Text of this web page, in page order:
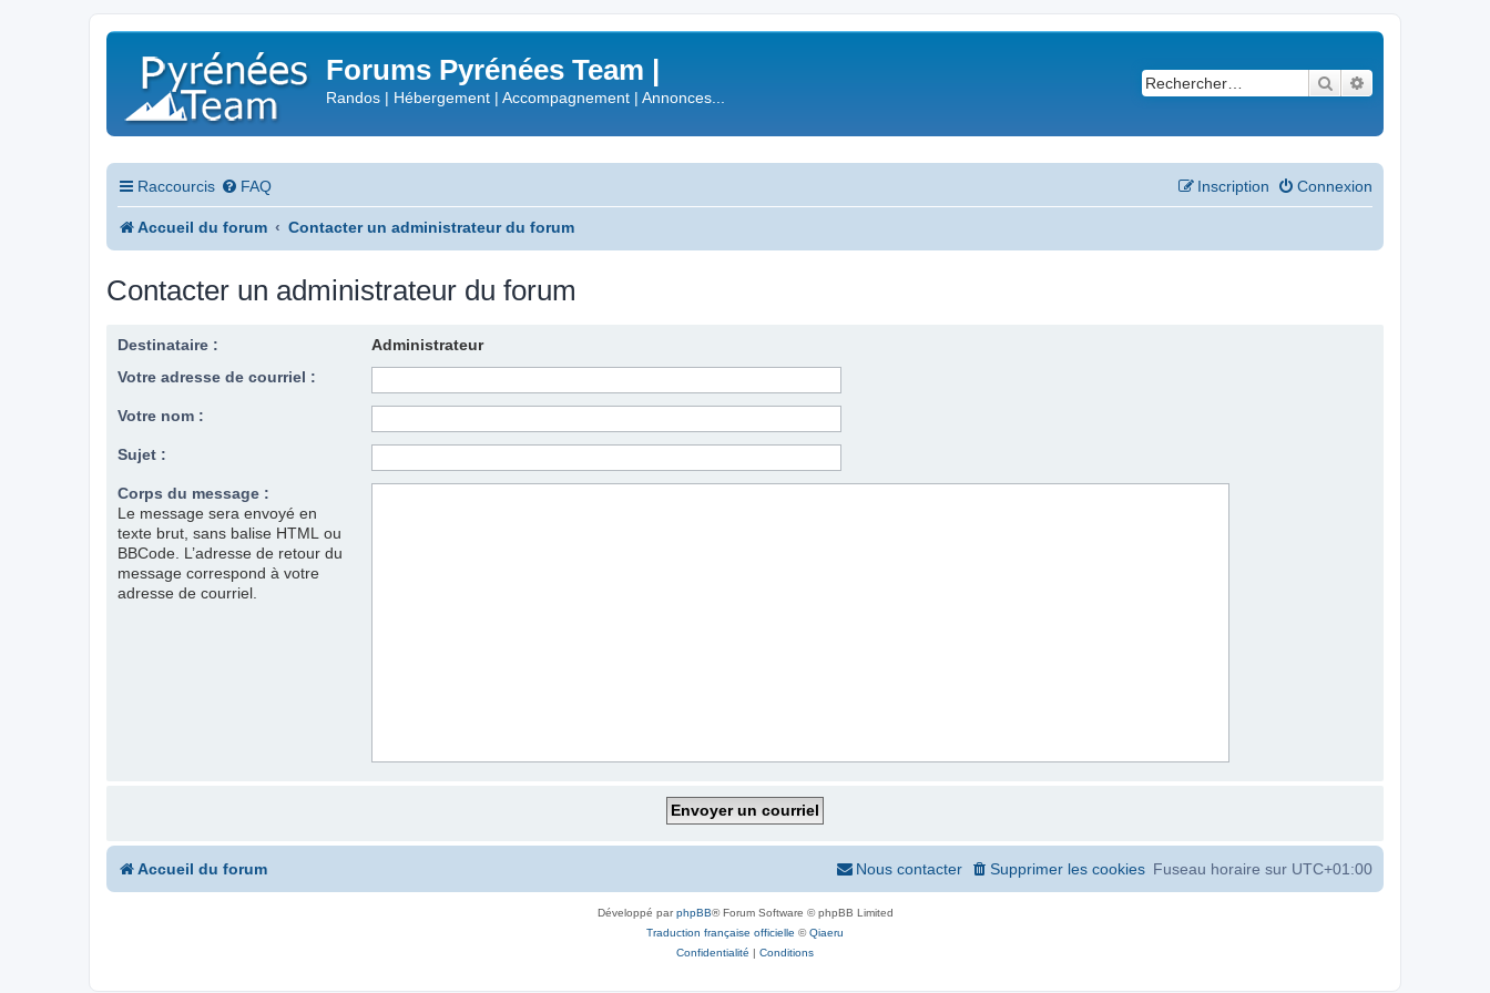
Forums Pyrénées Team |
Randos | Hébergement | Accompagnement | Annonces...
Rechercher
Raccourcis FAQ Connexion
Inscription
Accueil du forum Contacter un administrateur du forum
Contacter un administrateur du forum
Destinataire :
Administrateur
Votre adresse de courriel :
Votre nom :
Sujet :
Corps du message :
Le message sera envoyé en
texte brut, sans balise HTML ou
BBCode. L’adresse de retour du
message correspond à votre
adresse de courriel.
Accueil du forum Fuseau horaire sur UTC+01:00
Supprimer les cookies
Nous contacter
Développé parphpBB® Forum Software © phpBB Limited
Traduction française officielle ©Qiaeru
Confidentialité | Conditions